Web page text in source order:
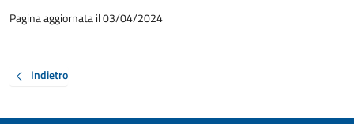
Pagina aggiornata il 03/04/2024
Indietro